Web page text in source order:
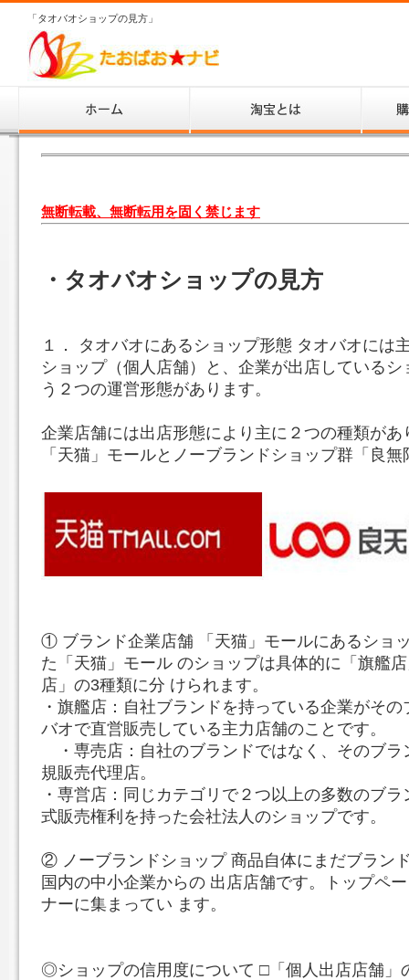
「タオバオショップの見方」
無断転載、無断転用を固く禁じます
・タオバオショップの見方
１． タオバオにあるショップ形態 タオバオには
ショップ（個人店舗）と、企業が出店している
う２つの運営形態があります。
企業店舗には出店形態により主に２つの種類が
「天猫」モールとノーブランドショップ群「良
① ブランド企業店舗 「天猫」モールにあるショ
た「天猫」モール のショップは具体的に「旗艦
店」の3種類に分 けられます。
・旗艦店：自社ブランドを持っている企業がそ
バオで直営販売している主力店舗のことです。
・専売店：自社のブランドではなく、そのブラ
規販売代理店。
・専営店：同じカテゴリで２つ以上の多数のブ
式販売権利を持った会社法人のショップです。
② ノーブランドショップ 商品自体にまだブラン
国内の中小企業からの 出店店舗です。トップペ
ナーに集まってい ます。
◎ショップの信用度について □「個人出店店舗」